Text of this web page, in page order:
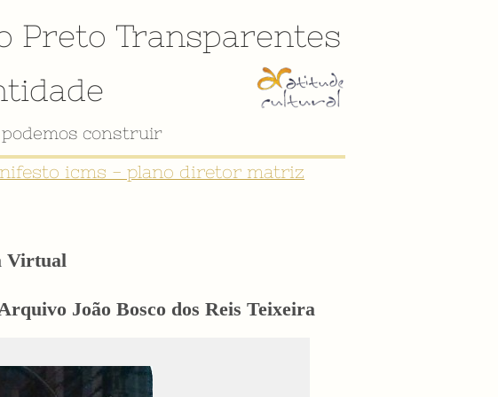
Preto Transparentes
icms - plano diretor matriz
Virtual
João Bosco dos Reis Teixeira